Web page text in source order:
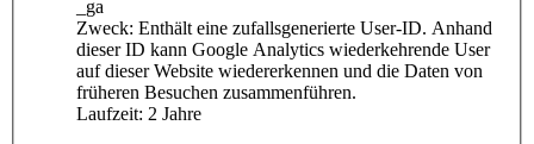
_ga
Zweck: Enthält eine zufallsgenerierte User-ID. Anhand
dieser ID kann Google Analytics wiederkehrende User
auf dieser Website wiedererkennen und die Daten von
früheren Besuchen zusammenführen.
Laufzeit: 2 Jahre